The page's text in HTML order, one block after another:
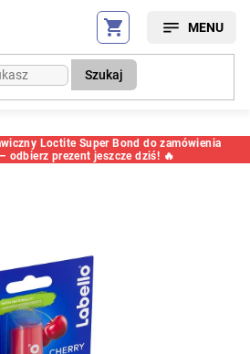
Loctite Super Bond do zamówienia
odbierz prezent jeszcze dziś! 🔥
Szukaj
Kod: 4301VT